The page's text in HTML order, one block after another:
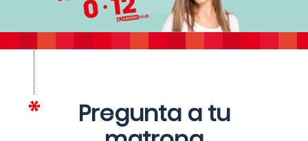
Pregunta a tu